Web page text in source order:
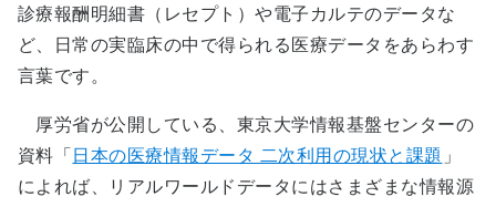
診療報酬明細書（レセプト）や電子カルテのデータな
ど、日常の実臨床の中で得られる医療データをあらわす
言葉です。
厚労省が公開している、東京大学情報基盤センターの
資料「 日本の医療情報データ 二次利用の現状と課題 」
によれば、リアルワールドデータにはさまざまな情報源